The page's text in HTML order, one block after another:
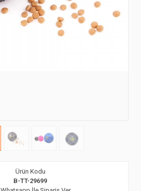
Ürün Kodu
B-TT-29699